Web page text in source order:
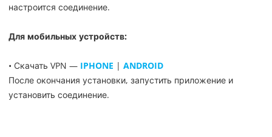
настроится соединение.
Для мобильных устройств:
• Скачать VPN — IPHONE | ANDROID
После окончания установки, запустить приложение и
установить соединение.